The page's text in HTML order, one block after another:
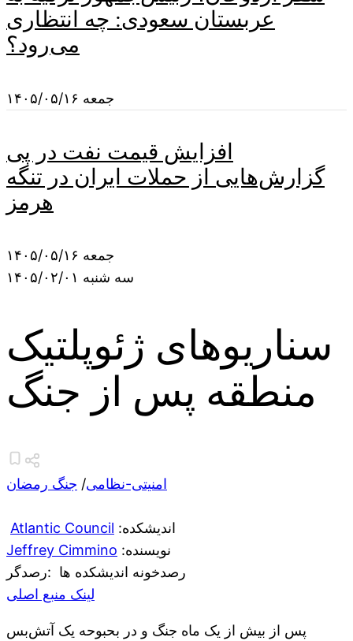
عربستان سعودی: چه انتظاری
می‌رود؟
جمعه ۱۴۰۵/۰۵/۱۶
افزایش قیمت نفت در پی
گزارش‌هایی از حملات ایران در تنگه
هرمز
جمعه ۱۴۰۵/۰۵/۱۶
سه شنبه ۱۴۰۵/۰۲/۰۱
سناریوهای ژئوپلتیک
منطقه پس از جنگ
امنیتی-نظامی/ جنگ رمضان
Atlantic Council :اندیشکده
Jeffrey Cimmino :نویسنده
رصدخونه اندیشکده ها :رصدگر
لینک منبع اصلی
پس از بیش از یک ماه جنگ و در بحبوحه یک آتش‌بس